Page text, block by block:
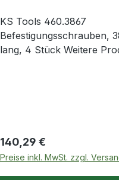
KS Tools 460.3867
Befestigungsschrauben,
lang, 4 Stück Weitere Produkte im
Regulärer Preis:
140,29 €
Preise inkl. MwSt. zzgl.